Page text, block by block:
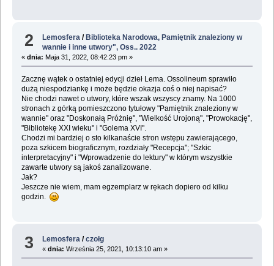
2 Lemosfera /Biblioteka Narodowa, Pamiętnik znaleziony w
wannie i inne utwory", Oss.. 2022
« dnia: Maja 31, 2022, 08:42:23 pm »
Zacznę wątek o ostatniej edycji dzieł Lema. Ossolineum sprawiło
dużą niespodziankę i może będzie okazja coś o niej napisać?
Nie chodzi nawet o utwory, które wszak wszyscy znamy. Na 1000
stronach z górką pomieszczono tytułowy "Pamiętnik znaleziony w
wannie" oraz "Doskonałą Próżnię", "Wielkość Urojoną", "Prowokację",
"Bibliotekę XXI wieku" i "Golema XVI".
Chodzi mi bardziej o sto kilkanaście stron wstępu zawierającego,
poza szkicem biograficznym, rozdziały "Recepcja"; "Szkic
interpretacyjny" i "Wprowadzenie do lektury" w którym wszystkie
zawarte utwory są jakoś zanalizowane.
Jak?
Jeszcze nie wiem, mam egzemplarz w rękach dopiero od kilku
godzin.
3 Lemosfera /czołg
«dnia: Września 25, 2021, 10:13:10 am »